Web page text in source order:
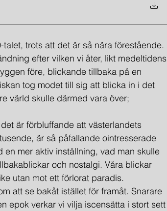
trots att det är så nära förestående.
efter vilken vi åter, likt medeltidens
före, blickande tillbaka på en
tog modet till sig att blicka in i det
värld skulle därmed vara över;
är förbluffande att västerlandets
är så påfallande ointresserade
mer aktiv inställning, vad man skulle
och nostalgi. Våra blickar
utan mot ett förlorat paradis.
se bakåt istället för framåt. Snarare
epok verkar vi vilja iscensätta i stort sett